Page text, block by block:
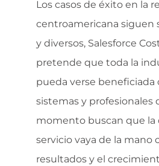
Los casos de éxito en la
centroamericana siguen
y diversos, Salesforce
pretende que toda la
pueda verse beneficiada
sistemas y profesionales
momento buscan que la
servicio vaya de la mano
resultados y el